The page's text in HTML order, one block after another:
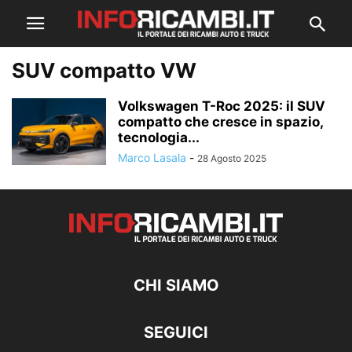
SUV compatto VW
Volkswagen T-Roc 2025: il SUV
compatto che cresce in spazio,
tecnologia...
Marco Lasala - 28 Agosto 2025
CHI SIAMO
SEGUICI